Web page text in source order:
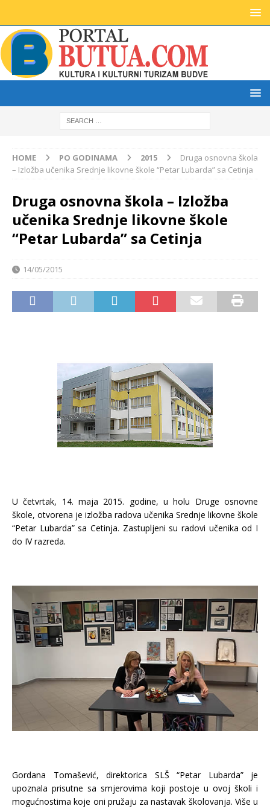
HOME PO GODINAMA 2015
Druga osnovna škola
– Izložba učenika Srednje likovne škole “Petar Lubarda” sa Cetinja
Druga osnovna škola – Izložba
učenika Srednje likovne škole
“Petar Lubarda” sa Cetinja
14/05/2015
U četvrtak, 14. maja 2015. godine, u holu Druge osnovne
škole, otvorena je izložba radova učenika Srednje likovne škole
“Petar Lubarda” sa Cetinja. Zastupljeni su radovi učenika od I
do IV razreda.
Gordana Tomašević, direktorica SLŠ “Petar Lubarda” je
upoznala prisutne sa smjerovima koji postoje u ovoj školi i
mogućnostima koje oni pružaju za nastavak školovanja. Više u